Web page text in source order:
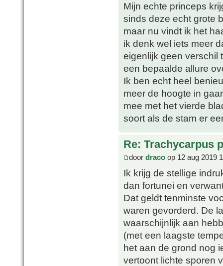
Mijn echte princeps
sinds deze echt grote
maar nu vindt ik het
ik denk wel iets meer
eigenlijk geen verschil
een bepaalde allure
Ik ben echt heel
meer de hoogte in
mee met het vierde
soort als de stam er
Re: Trachycarpus
door draco op 12 aug 2019
Ik krijg de stellige
dan fortunei en
Dat geldt tenminste
waren gevorderd. De
waarschijnlijk aan
(met een laagste
het aan de grond nog
vertoont lichte sporen